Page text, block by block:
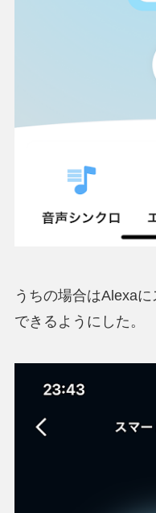
うちの場合はAlexa
できるようにした。